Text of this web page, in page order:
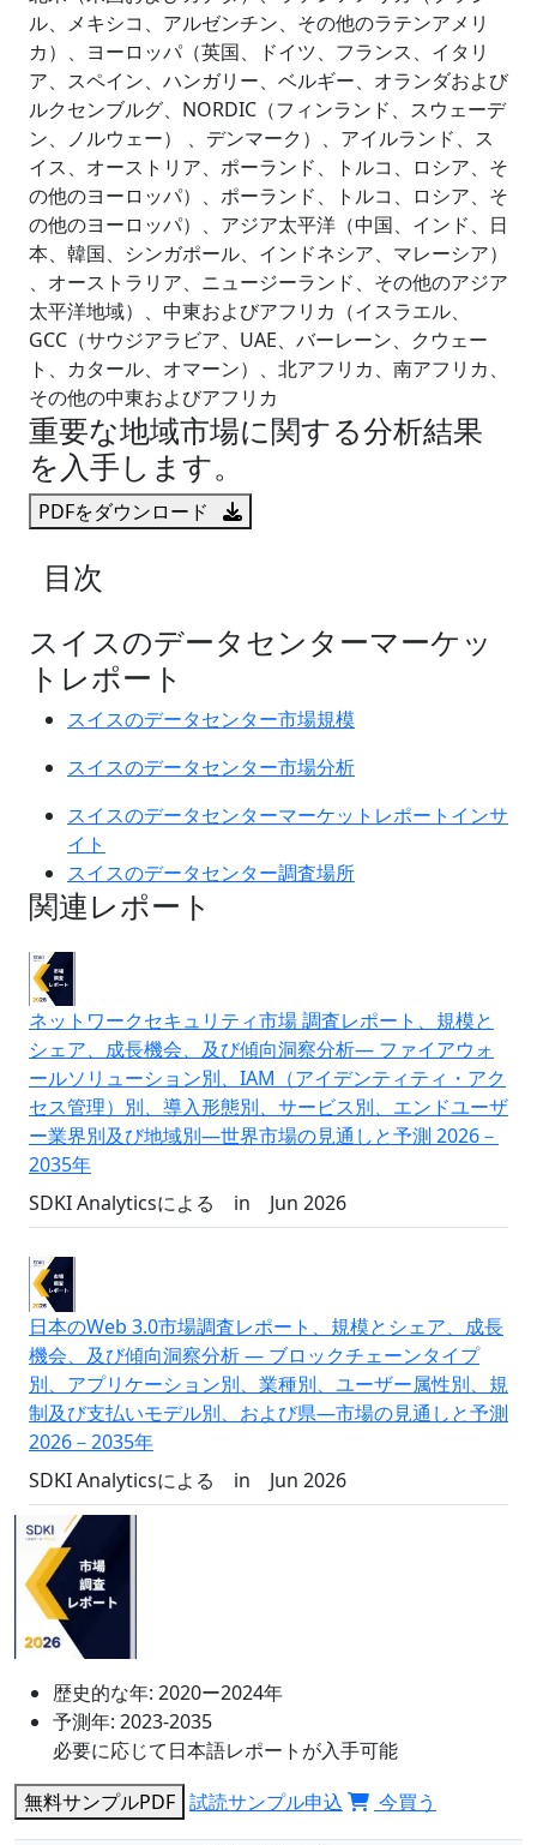
ル、メキシコ、アルゼンチン、その他のラテンアメリ
カ）、ヨーロッパ（英国、ドイツ、フランス、イタリ
ア、スペイン、ハンガリー、ベルギー、オランダおよび
ルクセンブルグ、NORDIC（フィンランド、スウェーデ
ン、ノルウェー） 、デンマーク）、アイルランド、ス
イス、オーストリア、ポーランド、トルコ、ロシア、そ
の他のヨーロッパ）、ポーランド、トルコ、ロシア、そ
の他のヨーロッパ）、アジア太平洋（中国、インド、日
本、韓国、シンガポール、インドネシア、マレーシア）
、オーストラリア、ニュージーランド、その他のアジア
太平洋地域）、中東およびアフリカ（イスラエル、
GCC（サウジアラビア、UAE、バーレーン、クウェー
ト、カタール、オマーン）、北アフリカ、南アフリカ、
その他の中東およびアフリカ
重要な地域市場に関する分析結果
を入手します。
PDFをダウンロード
目次
スイスのデータセンターマーケッ
トレポート
スイスのデータセンター市場規模
スイスのデータセンター市場分析
スイスのデータセンターマーケットレポートインサ
イト
スイスのデータセンター調査場所
関連レポート
ネットワークセキュリティ市場 調査レポート、規模と
シェア、成長機会、及び傾向洞察分析― ファイアウォ
ールソリューション別、IAM（アイデンティティ・アク
セス管理）別、導入形態別、サービス別、エンドユーザ
ー業界別及び地域別―世界市場の見通しと予測 2026－
2035年
SDKI Analyticsによる
in Jun 2026
日本のWeb 3.0市場調査レポート、規模とシェア、成長
機会、及び傾向洞察分析 ― ブロックチェーンタイプ
別、アプリケーション別、業種別、ユーザー属性別、規
制及び支払いモデル別、および県―市場の見通しと予測
2026－2035年
SDKI Analyticsによる
in Jun 2026
歴史的な年: 2020ー2024年
予測年: 2023-2035
必要に応じて日本語レポートが入手可能
無料サンプルPDF 試読サンプル申込 今買う